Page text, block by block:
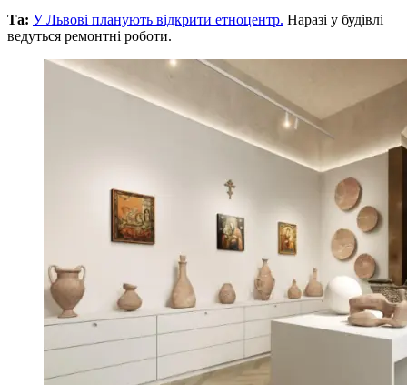
Та: У Львові планують відкрити етноцентр. Наразі у будівлі
ведуться ремонтні роботи.